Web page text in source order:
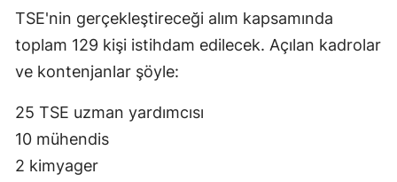
TSE'nin gerçekleştireceği alım kapsamında
toplam 129 kişi istihdam edilecek. Açılan kadrolar
ve kontenjanlar şöyle:
25 TSE uzman yardımcısı
10 mühendis
2 kimyager